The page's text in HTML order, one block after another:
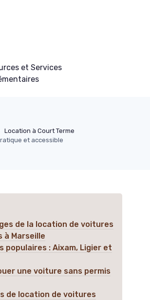
et Services
Location à Court Terme
et accessible
de la location de voitures
à Marseille
populaires : Aixam, Ligier et
une voiture sans permis
de location de voitures